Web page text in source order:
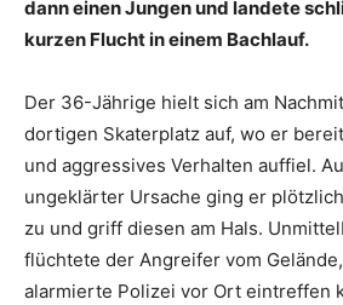
dann einen Jungen und landete
kurzen Flucht in einem Bachlauf.
Der 36-Jährige hielt sich am
dortigen Skaterplatz auf, wo er
und aggressives Verhalten auffiel.
ungeklärter Ursache ging er
zu und griff diesen am Hals.
flüchtete der Angreifer vom
alarmierte Polizei vor Ort eintreffen